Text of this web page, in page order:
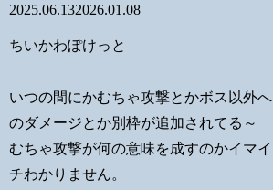
2025.06.132026.01.08
ちいかわぽけっと
いつの間にかむちゃ攻撃とかボス以外へ
のダメージとか別枠が追加されてる～
むちゃ攻撃が何の意味を成すのかイマイ
チわかりません。